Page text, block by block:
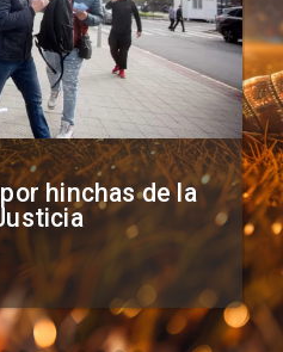
con Colo
arquero